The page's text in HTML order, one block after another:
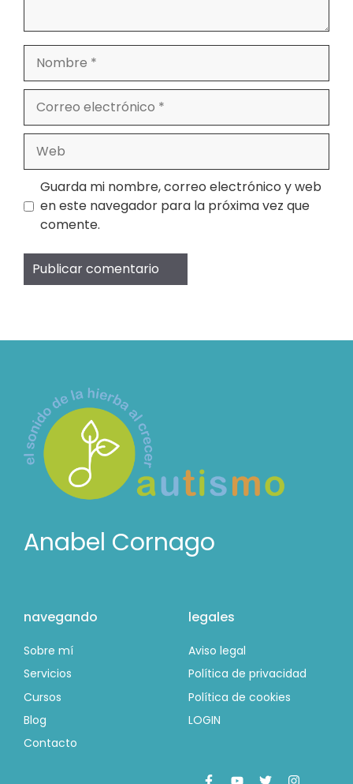
Nombre
electrónico
Guarda mi nombre, correo electrónico y web
en este navegador para la próxima vez que
comente.
Anabel Cornago
navegando
Sobre mí
Servicios
Cursos
Blog
Contacto
legales
Aviso legal
Política de privacidad
Política de cookies
LOGIN